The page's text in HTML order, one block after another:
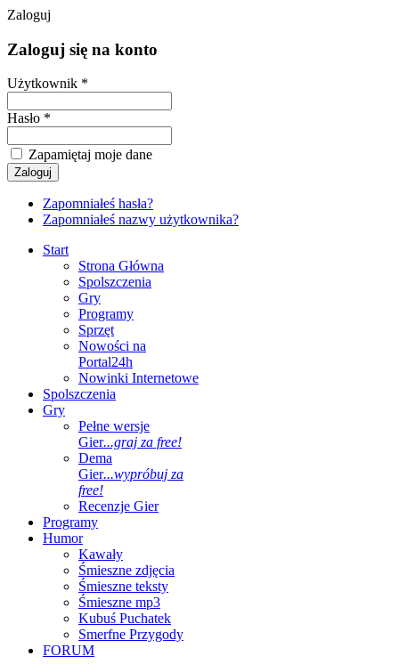
Zaloguj
Zaloguj się na konto
Użytkownik *
Hasło *
Zapamiętaj moje dane
Zapomniałeś hasła?
Zapomniałeś nazwy użytkownika?
Start
Strona Główna
Spolszczenia
Gry
Programy
Sprzęt
Nowości na
Portal24h
Nowinki Internetowe
Spolszczenia
Gry
Pełne wersje
Gier...graj za free!
Dema
Gier...wypróbuj za
free!
Recenzje Gier
Programy
Humor
Kawały
Śmieszne zdjęcia
Śmieszne teksty
Śmieszne mp3
Kubuś Puchatek
Smerfne Przygody
FORUM